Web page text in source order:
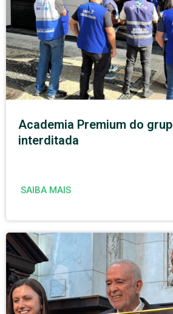
Academia Premium do
interditada
SAIBA MAIS